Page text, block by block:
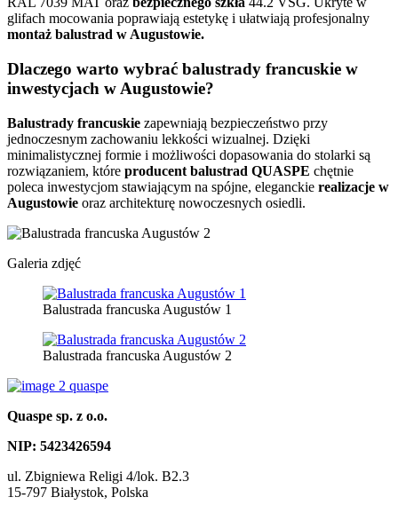
glifach mocowania poprawiają estetykę i ułatwiają profesjonalny
montaż balustrad w Augustowie.
Dlaczego warto wybrać balustrady francuskie w
inwestycjach w Augustowie?
Balustrady francuskie zapewniają bezpieczeństwo przy
jednoczesnym zachowaniu lekkości wizualnej. Dzięki
minimalistycznej formie i możliwości dopasowania do stolarki są
rozwiązaniem, które producent balustrad QUASPE chętnie
poleca inwestycjom stawiającym na spójne, eleganckie realizacje w
Augustowie oraz architekturę nowoczesnych osiedli.
Galeria zdjęć
Balustrada francuska Augustów 1
Balustrada francuska Augustów 2
Quaspe sp. z o.o.
NIP: 5423​4265​94
ul. Zbigniewa Religi 4/lok. B2.3
15-797 Białystok, Polska